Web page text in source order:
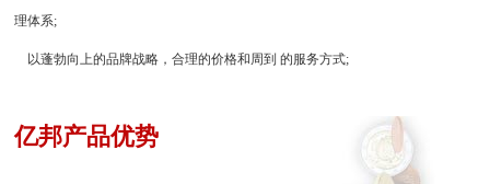
理体系;
以蓬勃向上的品牌战略，合理的价格和周到 的服务方式;
亿邦产品优势